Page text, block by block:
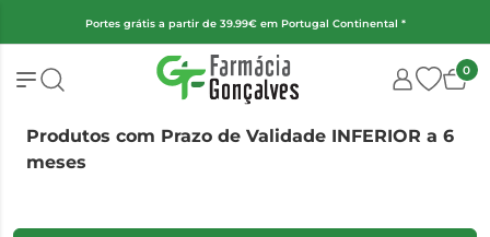
(Exceto fraldas, alimentação infantil e encomendas superiores a 2kg)
0
Produtos com Prazo de Validade INFERIOR a 6
meses